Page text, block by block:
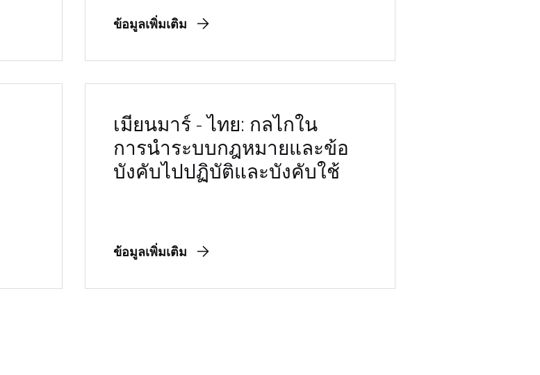
ข้อมูลเพิ่มเติม
เมียนมาร์ - ไทย: กลไกใน
การนำระบบกฎหมายและข้อ
บังคับไปปฏิบัติและบังคับใช้
ข้อมูลเพิ่มเติม